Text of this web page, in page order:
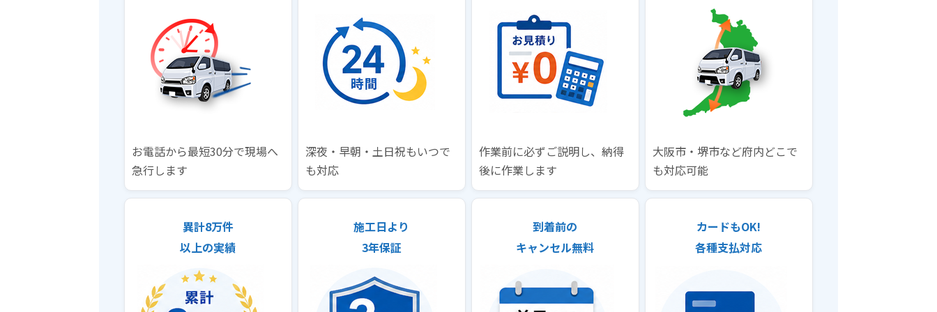
お電話から最短30分で現場へ
急行します
深夜・早朝・土日祝もいつで
も対応
作業前に必ずご説明し、納得
後に作業します
大阪市・堺市など府内どこで
も対応可能
異計8万件
以上の実績
施工日より
3年保証
到着前の
キャンセル無料
カードもOK!
各種支払対応